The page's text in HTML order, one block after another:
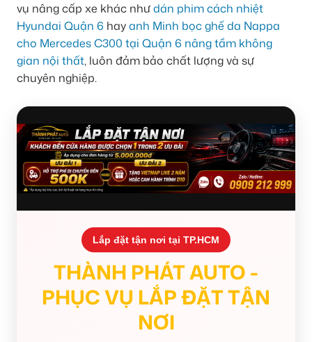
vụ nâng cấp xe khác nhưdán phim cách nhiệt
Hyundai Quận 6 hayanh Minh bọc ghế da Nappa
cho Mercedes C300 tại Quận 6 nâng tầm không
gian nội thất, luôn đảm bảo chất lượng và sự
chuyên nghiệp.
Lắp đặt tận nơi tại TP.HCM
THÀNH PHÁT AUTO -
PHỤC VỤ LẮP ĐẶT TẬN
NƠI